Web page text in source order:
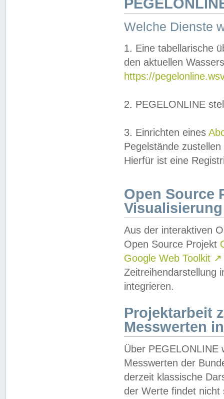
Welche Dienste
1. Eine tabellarische
den aktuellen
https://
2. PEGELONLINE
3. Einrichten eines
Pegelstände
Hierfür ist eine
Open Source
Visualisierung
Aus der interaktiven
Open Source Projekt
Google Web Toolkit ↗
Zeitreihendarstellung
integrieren.
Projektarbeit
Messwerten
Über PEGELONLINE
Messwerten der
derzeit klassische
der Werte findet